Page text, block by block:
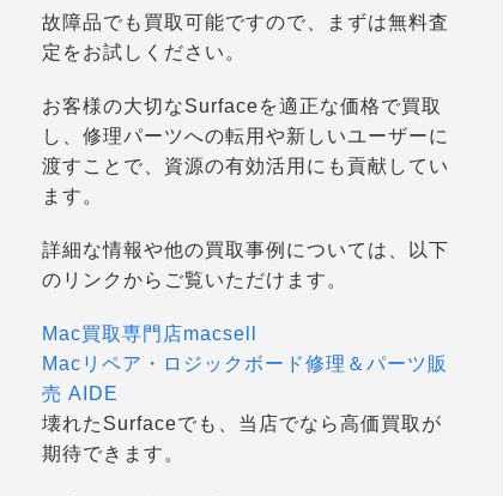
故障品でも買取可能ですので、まずは無料査
定をお試しください。
お客様の大切なSurfaceを適正な価格で買取
し、修理パーツへの転用や新しいユーザーに
渡すことで、資源の有効活用にも貢献してい
ます。
詳細な情報や他の買取事例については、以下
のリンクからご覧いただけます。
Mac買取専門店macsell
Macリペア・ロジックボード修理＆パーツ販
売 AIDE
壊れたSurfaceでも、当店でなら高価買取が
期待できます。